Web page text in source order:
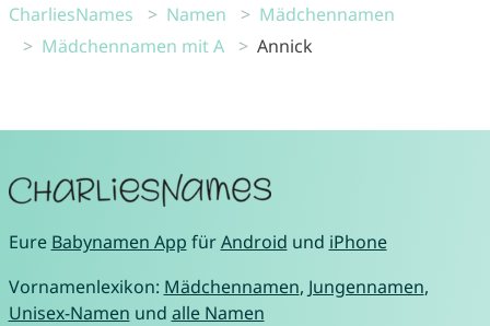
CharliesNames Namen
Mädchennamen
Mädchennamen mit A
Annick
Eure Babynamen App fürAndroid und iPhone
Vornamenlexikon: Mädchennamen, Jungennamen,
Unisex-Namen und alle Namen